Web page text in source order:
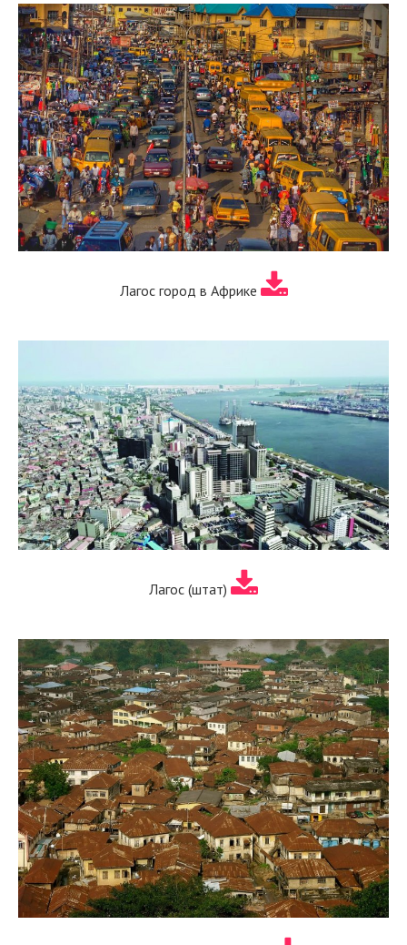
Лагос город в Африке
Лагос (штат)